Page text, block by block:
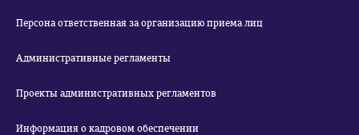
Персона ответственная за организацию приема лиц
Административные регламенты
Проекты административных регламентов
Информация о кадровом обеспечении